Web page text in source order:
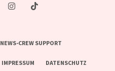
NEWS-CREW SUPPORT
IMPRESSUM DATENSCHUTZ